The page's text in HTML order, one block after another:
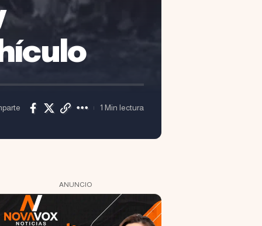
1 Min lectura
ANUNCIO